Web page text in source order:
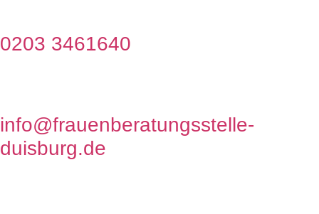
0203 3461640
info@frauenberatungsstelle-
duisburg.de